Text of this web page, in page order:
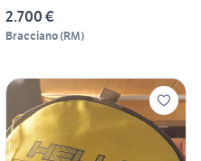
2.700 €
Bracciano(RM)